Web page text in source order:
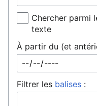
Chercher parmi
texte
À partir du (et
Filtrer les balises :